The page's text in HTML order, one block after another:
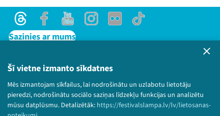
Šī vietne izmanto sīkdatnes
Mēs izmantojam sīkfailus, lai nodrošinātu un uzlabotu lietotāju
pieredzi, nodrošinātu sociālo saziņas līdzekļu funkcijas un analizētu
mūsu datplūsmu. Detalizētāk: https://festivalslampa.lv/lv/lietosanas-
ThreadsFacebookYoutubeInstagram
Flick TikTok
Sazinies ar mums
Lietošanas noteikumi un sīkdatņu politika
Bērnu aizsardzības politika
© 2026 Sarunu festivāls LAMPA Visas tiesības
paturētas.